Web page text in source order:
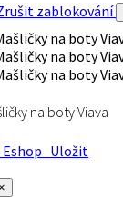
zablokování
na boty Viava
Uložit